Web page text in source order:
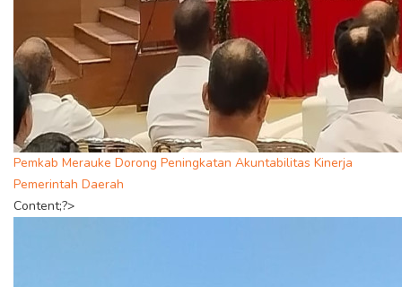
Pemkab Merauke Dorong Peningkatan Akuntabilitas Kinerja
Pemerintah Daerah
Content;?>